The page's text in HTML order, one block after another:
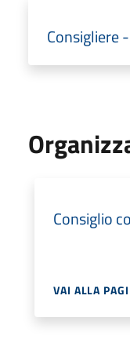
Consigliere
Consiglio
VAI ALLA